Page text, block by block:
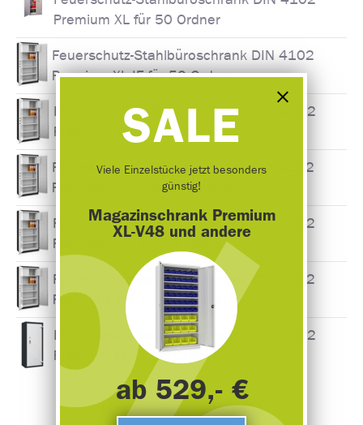
Premium XL für 50 Ordner
Feuerschutz-Stahlbüroschrank DIN 4102
Premium XL IF für 50 Ordner
Feuerschutz-Stahlbüroschrank DIN 4102
Premium XL für 50 Ordner
Feuerschutz-Stahlbüroschrank DIN 4102
Premium XL IF für 50 Ordner
Feuerschutz-Stahlbüroschrank DIN 4102
Premium XXL für 70 Ordner
Feuerschutz-Stahlbüroschrank DIN 4102
Premium XXL für 70 Ordner
Feuerschutz-Stahlbüroschrank DIN 4102
Premium M für 28 Ordner
SALE
Viele Einzelstücke jetzt besonders
günstig!
Magazinschrank Premium
XL-V48 und andere
ab 529,- €